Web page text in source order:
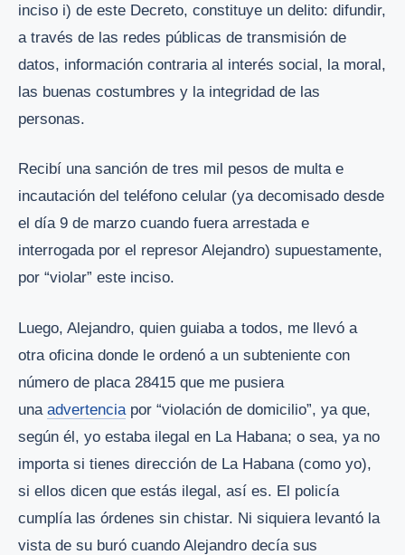
inciso i) de este Decreto, constituye un delito: difundir,
a través de las redes públicas de transmisión de
datos, información contraria al interés social, la moral,
las buenas costumbres y la integridad de las
personas.
Recibí una sanción de tres mil pesos de multa e
incautación del teléfono celular (ya decomisado desde
el día 9 de marzo cuando fuera arrestada e
interrogada por el represor Alejandro) supuestamente,
por “violar” este inciso.
Luego, Alejandro, quien guiaba a todos, me llevó a
otra oficina donde le ordenó a un subteniente con
número de placa 28415 que me pusiera
una advertenciapor “violación de domicilio”, ya que,
según él, yo estaba ilegal en La Habana; o sea, ya no
importa si tienes dirección de La Habana (como yo),
si ellos dicen que estás ilegal, así es. El policía
cumplía las órdenes sin chistar. Ni siquiera levantó la
vista de su buró cuando Alejandro decía sus